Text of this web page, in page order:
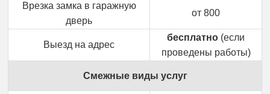
Врезка замка в гаражную
дверь
от 800
Выезд на адрес
бесплатно (если
проведены работы)
Смежные виды услуг